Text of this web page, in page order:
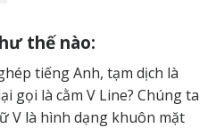
thế nào:
tiếng Anh, tạm dịch là
gọi là cằm V Line? Chúng ta
V là hình dạng khuôn mặt